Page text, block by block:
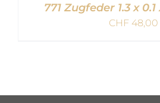
771 Zugfeder 1.3 x
CHF48,00